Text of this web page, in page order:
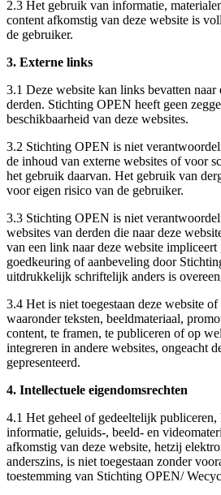
2.3 Het gebruik van informatie,
content afkomstig van deze website is
de gebruiker.
3. Externe links
3.1 Deze website kan links bevatten naar
derden. Stichting OPEN heeft geen
beschikbaarheid van deze websites.
3.2 Stichting OPEN is niet
de inhoud van externe websites of voor
het gebruik daarvan. Het gebruik van
voor eigen risico van de gebruiker.
3.3 Stichting OPEN is niet
websites van derden die naar deze
van een link naar deze website impliceert
goedkeuring of aanbeveling door
uitdrukkelijk schriftelijk anders is
3.4 Het is niet toegestaan deze website
waaronder teksten, beeldmateriaal,
content, te framen, te publiceren of op
integreren in andere websites, ongeacht
gepresenteerd.
4. Intellectuele eigendomsrechten
4.1 Het geheel of gedeeltelijk
informatie, geluids-, beeld- en
afkomstig van deze website, hetzij
anderszins, is niet toegestaan zonder
toestemming van Stichting OPEN/